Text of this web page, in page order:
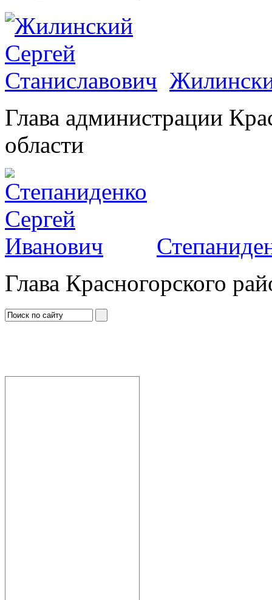
Глава администрации
области
Глава Красногорского